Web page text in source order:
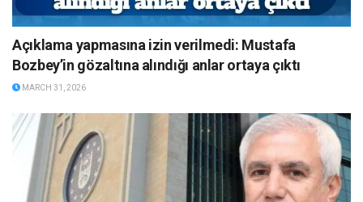
Açıklama yapmasına izin verilmedi: Mustafa
Bozbey’in gözaltına alındığı anlar ortaya çıktı
MARCH 31, 2026